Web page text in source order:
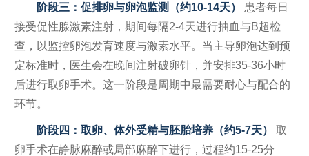
阶段三：促排卵与卵泡监测（约10-14天）
患者每日
接受促性腺激素注射，期间每隔2-4天进行抽血与B超检
查，以监控卵泡发育速度与激素水平。当主导卵泡达到预
定标准时，医生会在晚间注射破卵针，并安排35-36小时
后进行取卵手术。这一阶段是周期中最需要耐心与配合的
环节。
阶段四：取卵、体外受精与胚胎培养（约5-7天）
取
卵手术在静脉麻醉或局部麻醉下进行，过程约15-25分